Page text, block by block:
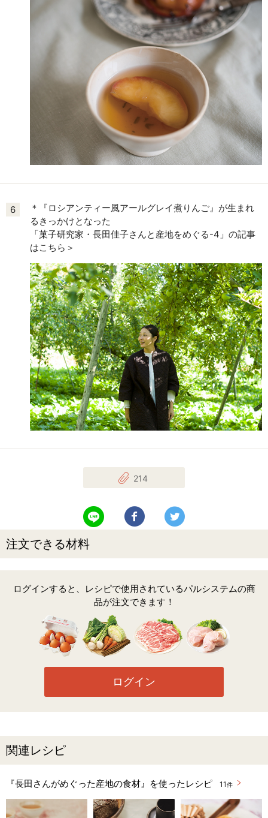
6
＊『ロシアンティー風アールグレイ煮りんご』が生まれ
るきっかけとなった
「菓子研究家・長田佳子さんと産地をめぐる-4」の記事
はこちら＞
214
LINEで送る Facebookでシェアする
注文できる材料
ログインすると、レシピで使用されているパルシステムの商
品が注文できます！
ログイン
関連レシピ
『長田さんがめぐった産地の食材』を使ったレシピ 11 件